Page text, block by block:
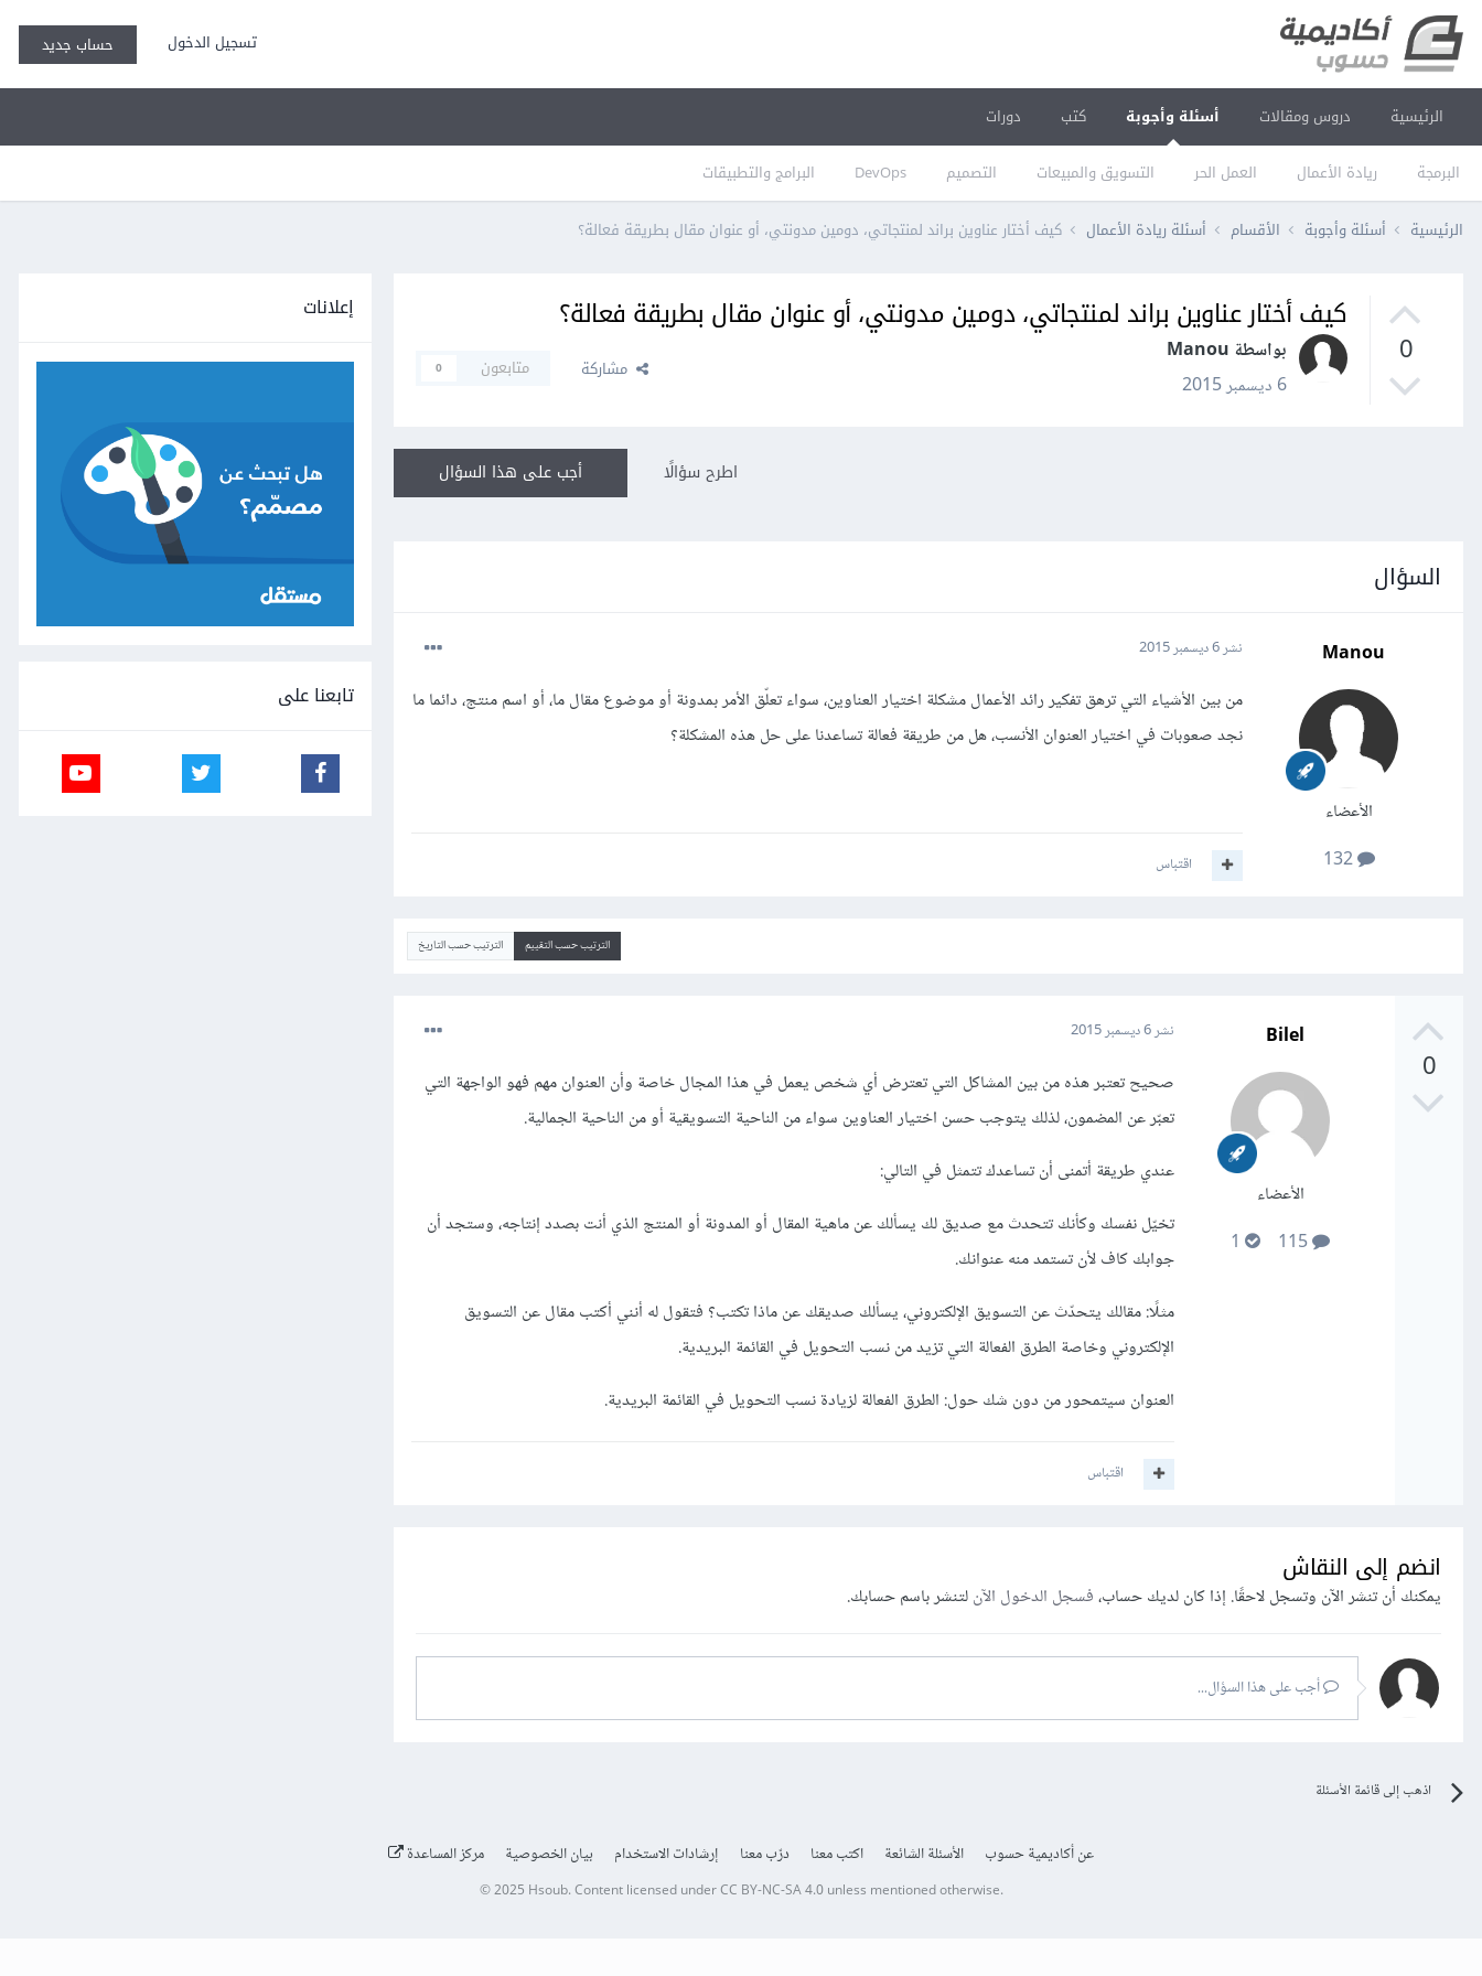
تسجيل الدخول حساب جديد
الرئيسية دروس ومقالات أسئلة وأجوبة
البرمجة ريادة الأعمال العمل الحر التسويق والمبيعات التصميم DevOps البرامج والتطبيقات
كتب دورات
الرئيسية أسئلة وأجوبة الأقسام أسئلة ريادة الأعمال كيف أختار عناوين براند لمنتجاتي، دومين مدونتي، أو عنوان مقال بطريقة فعالة؟
0
كيف أختار عناوين براند لمنتجاتي، دومين مدونتي، أو عنوان مقال بطريقة فعالة؟
بواسطة Manou
6 ديسمبر 2015
مشاركة متابعون 0
أجب على هذا السؤال اطرح سؤالًا
السؤال
Manou
الأعضاء
132
نشر6 ديسمبر 2015
من بين الأشياء التي ترهق تفكير رائد الأعمال مشكلة اختيار العناوين، سواء تعلّق الأمر بمدونة أو موضوع مقال ما، أو اسم منتج، دائما ما
نجد صعوبات في اختيار العنوان الأنسب، هل من طريقة فعالة تساعدنا على حل هذه المشكلة؟
اقتباس
الترتيب حسب التقييم الترتيب حسب التاريخ
0
Bilel
الأعضاء
نشر6 ديسمبر 2015
صحيح تعتبر هذه من بين المشاكل التي تعترض أي شخص يعمل في هذا المجال خاصة وأن العنوان مهم فهو الواجهة التي
تعبّر عن المضمون، لذلك يتوجب حسن اختيار العناوين سواء من الناحية التسويقية أو من الناحية الجمالية.
عندي طريقة أتمنى أن تساعدك تتمثل في التالي:
تخيّل نفسك وكأنك تتحدث مع صديق لك يسألك عن ماهية المقال أو المدونة أو المنتج الذي أنت بصدد إنتاجه، وستجد أن
جوابك كاف لأن تستمد منه عنوانك.
مثلًا: مقالك يتحدّث عن التسويق الإلكتروني، يسألك صديقك عن ماذا تكتب؟ فتقول له أنني أكتب مقال عن التسويق
الإلكتروني وخاصة الطرق الفعالة التي تزيد من نسب التحويل في القائمة البريدية.
العنوان سيتمحور من دون شك حول: الطرق الفعالة لزيادة نسب التحويل في القائمة البريدية.
اقتباس
انضم إلى النقاش
يمكنك أن تنشر الآن وتسجل لاحقًا. إذا كان لديك حساب،فسجل الدخول الآنلتنشر باسم حسابك.
أجب على هذا السؤال...
اذهب إلى قائمة الأسئلة
إعلانات
تابعنا على
عن أكاديمية حسوب الأسئلة الشائعة اكتب معنا درّب معنا إرشادات الاستخدام بيان الخصوصية مركز المساعدة
© 2025 Hsoub.Content licensed underCC BY-NC-SA 4.0unless mentioned otherwise.